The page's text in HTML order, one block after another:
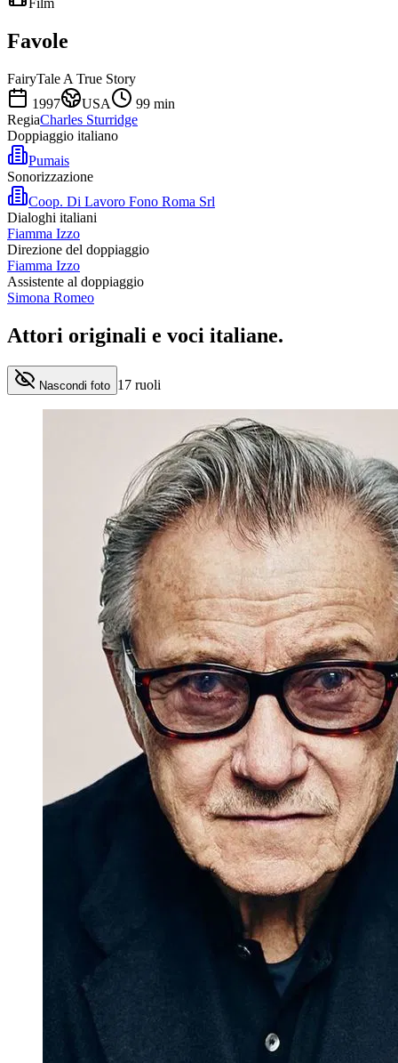
Film
Favole
FairyTale A True Story
1997
USA 99 min
RegiaCharles Sturridge
Doppiaggio italiano
Pumais
Sonorizzazione
Coop. Di Lavoro Fono Roma Srl
Dialoghi italiani
Fiamma Izzo
Direzione del doppiaggio
Fiamma Izzo
Assistente al doppiaggio
Simona Romeo
Attori originali e voci italiane.
Nascondi foto 17 ruoli